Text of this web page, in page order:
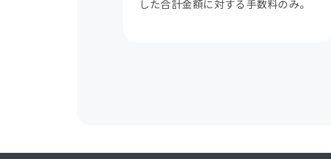
した合計金額に対する手数料のみ。